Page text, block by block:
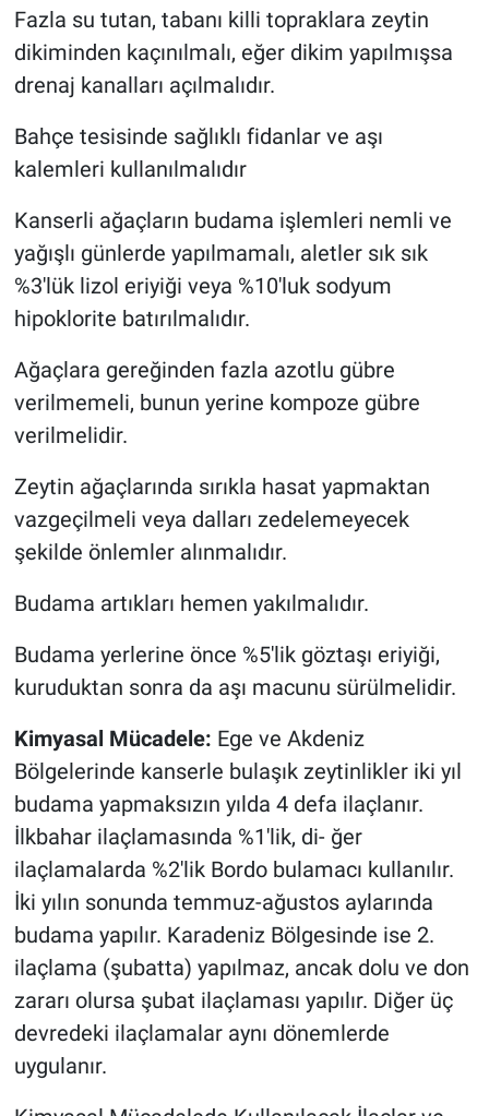
Fazla su tutan, tabanı killi topraklara zeytin
dikiminden kaçınılmalı, eğer dikim yapılmışsa
drenaj kanalları açılmalıdır.
Bahçe tesisinde sağlıklı fidanlar ve aşı
kalemleri kullanılmalıdır
Kanserli ağaçların budama işlemleri nemli ve
yağışlı günlerde yapılmamalı, aletler sık sık
%3'lük lizol eriyiği veya %10'luk sodyum
hipoklorite batırılmalıdır.
Ağaçlara gereğinden fazla azotlu gübre
verilmemeli, bunun yerine kompoze gübre
verilmelidir.
Zeytin ağaçlarında sırıkla hasat yapmaktan
vazgeçilmeli veya dalları zedelemeyecek
şekilde önlemler alınmalıdır.
Budama artıkları hemen yakılmalıdır.
Budama yerlerine önce %5'lik göztaşı eriyiği,
kuruduktan sonra da aşı macunu sürülmelidir.
Kimyasal Mücadele: Ege ve Akdeniz
Bölgelerinde kanserle bulaşık zeytinlikler iki yıl
budama yapmaksızın yılda 4 defa ilaçlanır.
İlkbahar ilaçlamasında %1'lik, di- ğer
ilaçlamalarda %2'lik Bordo bulamacı kullanılır.
İki yılın sonunda temmuz-ağustos aylarında
budama yapılır. Karadeniz Bölgesinde ise 2.
ilaçlama (şubatta) yapılmaz, ancak dolu ve don
zararı olursa şubat ilaçlaması yapılır. Diğer üç
devredeki ilaçlamalar aynı dönemlerde
uygulanır.